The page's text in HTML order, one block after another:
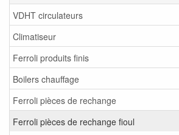
VDHT circulateurs
Climatiseur
Ferroli produits finis
Boilers chauffage
Ferroli pièces de rechange
Ferroli pièces de rechange fioul